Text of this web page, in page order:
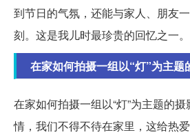
到节日的气氛，还能与家人、朋友
刻。这是我儿时最珍贵的回忆之一。
在家如何拍摄一组以“灯”为主题
在家如何拍摄一组以“灯”为主题的
情，我们不得不待在家里，这给热